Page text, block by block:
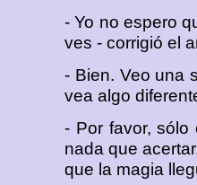
- Yo no espero
ves - corrigió el
- Bien. Veo una
vea algo
- Por favor, sólo
nada que
que la magia